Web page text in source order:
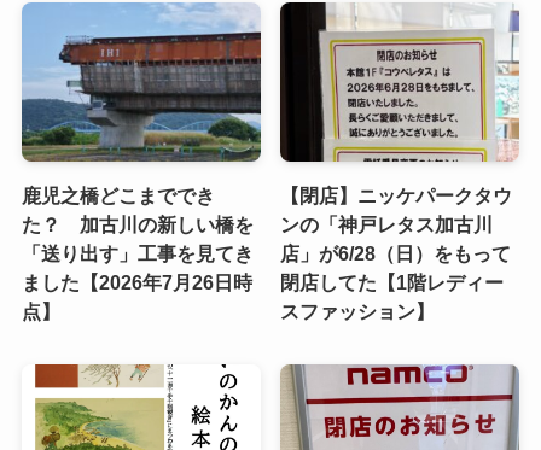
鹿児之橋どこまででき
た？ 加古川の新しい橋を
「送り出す」工事を見てき
ました【2026年7月26日時
点】
【閉店】ニッケパークタウ
ンの「神戸レタス加古川
店」が6/28（日）をもって
閉店してた【1階レディー
スファッション】